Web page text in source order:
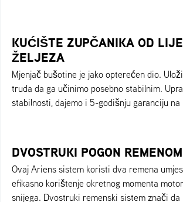
KUĆIŠTE ZUPČANIKA OD
ŽELJEZA
Mjenjač bušotine je jako opterećen dio.
truda da ga učinimo posebno stabilnim.
stabilnosti, dajemo i 5-godišnju garanciju na
DVOSTRUKI POGON REMENOM
Ovaj Ariens sistem koristi dva remena
efikasno korištenje okretnog momenta
snijega. Dvostruki remenski sistem znači da